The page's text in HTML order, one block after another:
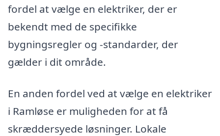
fordel at vælge en elektriker, der er
bekendt med de specifikke
bygningsregler og -standarder, der
gælder i dit område.
En anden fordel ved at vælge en elektriker
i Ramløse er muligheden for at få
skræddersyede løsninger. Lokale